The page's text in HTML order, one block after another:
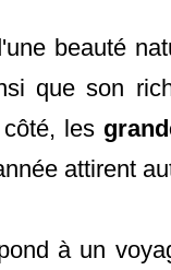
beauté
que son
les
attirent
à un